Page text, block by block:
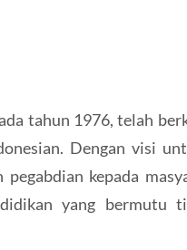
tahun 1976, telah
Dengan visi
kepada
yang bermutu